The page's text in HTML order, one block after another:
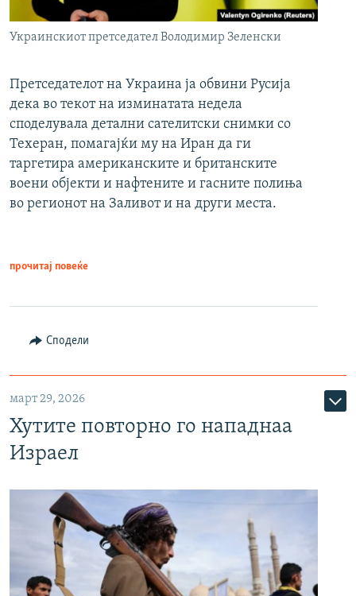
Украинскиот претседател Володимир Зеленски
Претседателот на Украина ја обвини Русија
дека во текот на изминатата недела
споделувала детални сателитски снимки со
Техеран, помагајќи му на Иран да ги
таргетира американските и британските
воени објекти и нафтените и гасните полиња
во регионот на Заливот и на други места.
прочитај повеќе
Сподели
март 29, 2026
Хутите повторно го нападнаа
Израел